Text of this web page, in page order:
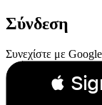
Σύνδεση
Συνεχίστε με Google
